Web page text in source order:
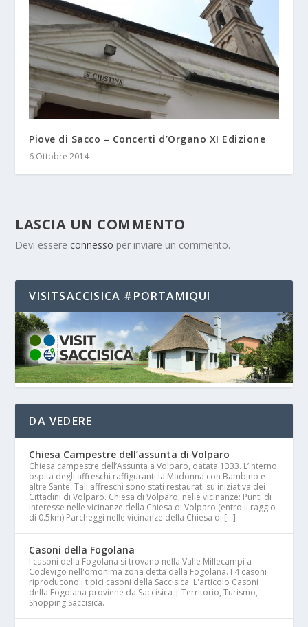
Piove di Sacco – Concerti d’Organo XI Edizione
6 Ottobre 2014
LASCIA UN COMMENTO
Devi essereconnesso per inviare un commento.
VISITSACCISICA #PORTAMIQUI
DA VEDERE
Chiesa Campestre dell’assunta di Volparo
Chiesa campestre dell’Assunta a Volparo, datata 1333. L’interno
ospita degli affreschi raffiguranti la Madonna con Bambino e
altre Sante. Tali affreschi sono stati restaurati su iniziativa dei
Cittadini di Volparo. Chiesa di Volparo, nelle vicinanze: Punti di
interesse nelle vicinanze della Chiesa di Volparo (entro il raggio
di 0.5km) Parcheggi nelle vicinanze della Chiesa di […]
Casoni della Fogolana
I casoni della Fogolana si trovano nella Valle Millecampi a
Codevigo nell'omonima zona detta della Fogolana. I 4 casoni
riproducono i tipici casoni della Saccisica. L'articolo Casoni
della Fogolana proviene da Saccisica | Territorio, Turismo,
Shopping Saccisica.